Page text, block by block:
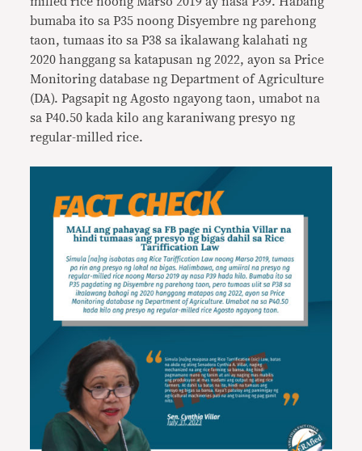
bumaba ito sa P35 noong Disyembre ng parehong
taon, tumaas ito sa P38 sa ikalawang kalahati ng
2020 hanggang sa katapusan ng 2022, ayon sa Price
Monitoring database ng Department of Agriculture
(DA). Pagsapit ng Agosto ngayong taon, umabot na
sa P40.50 kada kilo ang karaniwang presyo ng
regular-milled rice.